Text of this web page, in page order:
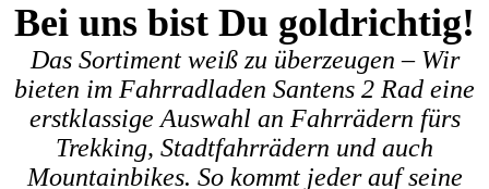
Bei uns bist Du goldrichtig!
Das Sortiment weiß zu überzeugen – Wir
bieten im Fahrradladen Santens 2 Rad eine
erstklassige Auswahl an Fahrrädern fürs
Trekking, Stadtfahrrädern und auch
Mountainbikes. So kommt jeder auf seine